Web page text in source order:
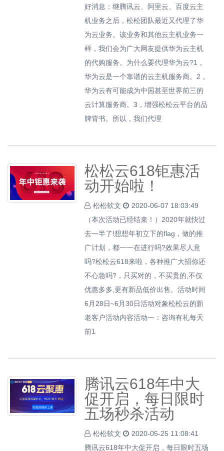
好消息：继腾讯云、阿里云、百度云主
机业务之后，松松团队最近又代理了华
为云业务。该业务和其他云主机业务一
样，我们会为广大网友提供华为云主机
的代购服务。为什么要代理华为云?1，
华为云是一个靠谱的云主机服务商。2，
华为云有可能成为中国甚至世界前三的
云计算服务商。3，增强松松云平台的品
牌背书。所以，我们代理
松松云618钜惠活
动开始啦！
松松软文
2020-06-07 18:03:49
（本次活动已经结束！）2020年就快过
去一半了!想想年初立下的flag，做的推
广计划，都一一在进行吗?效果尽人意
吗?松松云618来啦，各种推广大招你还
不心急吗?，只买对的，不买贵的,不仅
优惠多多,更有新品低价出售。活动时间
6月28日~6月30日活动对象松松云的新
老客户活动内容活动一：咨询有礼每天
前1
腾讯云618年中大
促开启，每日限时
五场秒杀活动
松松软文
2020-05-25 11:08:41
腾讯云618年中大促开启，每日限时五场